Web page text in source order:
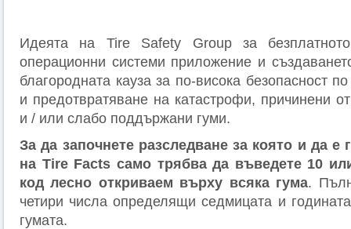
Идеята на Tire Safety Group за
операционни системи приложение и
благородната кауза за по-висока безопасност
и предотвратяване на катастрофи, причинени
и / или слабо поддържани гуми.
За да започнете разследване за която и да е
на Tire Facts само трябва да въведете 10
код лесно откриваем върху всяка гума.
четири числа определящи седмицата и
гумата.